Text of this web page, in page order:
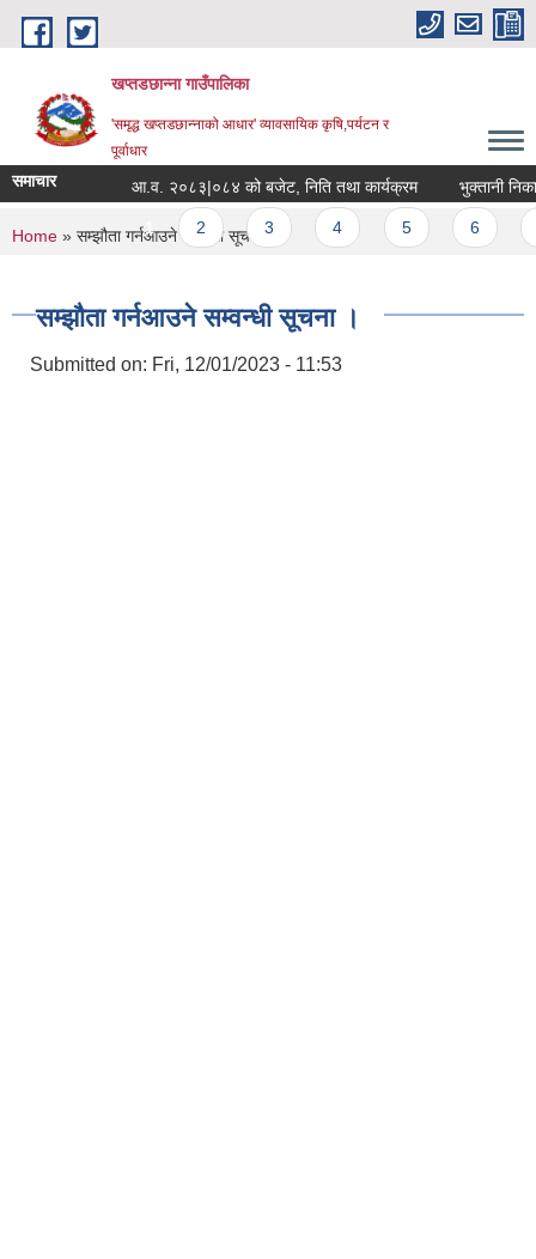
Skip to main content
खप्तडछान्ना गाउँपालिका
'समृद्ध खप्तडछान्नाको आधार' व्यावसायिक कृषि,पर्यटन र
पूर्वाधार
समाचार आ.व. २०८३|०८४ को बजेट, निति तथा कार्यक्रम भुक्तानी
Pages
1 2 3
You are here
Home » सम्झौता गर्नआउने सम्वन्धी सूचना ।
सम्झौता गर्नआउने सम्वन्धी सूचना ।
Submitted on: Fri, 12/01/2023 - 11:53